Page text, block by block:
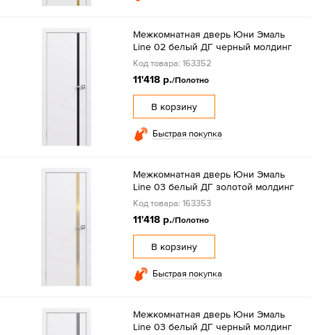
Межкомнатная дверь Юни Эмаль
Line 02 белый ДГ черный молдинг
Код товара: 163352
11'418 р./Полотно
В корзину
Быстрая покупка
Межкомнатная дверь Юни Эмаль
Line 03 белый ДГ золотой молдинг
Код товара: 163353
11'418 р./Полотно
В корзину
Быстрая покупка
Межкомнатная дверь Юни Эмаль
Line 03 белый ДГ черный молдинг